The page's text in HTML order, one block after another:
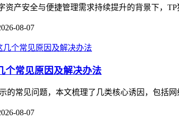
资产安全与便捷管理需求持续提升的背景下，
08-07
个常见原因及解决办法
的常见问题，本文梳理了几类核心诱因，包括
08-07